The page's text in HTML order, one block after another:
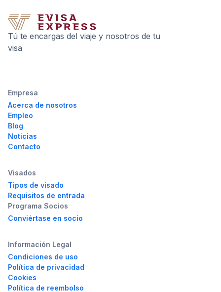
Tú te encargas del viaje y nosotros de tu
visa
Empresa
Acerca de nosotros
Empleo
Blog
Noticias
Contacto
Visados
Tipos de visado
Requisitos de entrada
Programa Socios
Conviértase en socio
Información Legal
Condiciones de uso
Política de privacidad
Cookies
Política de reembolso